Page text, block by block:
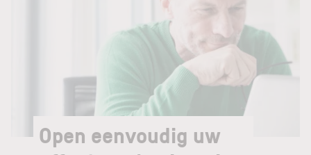
Open eenvoudig uw